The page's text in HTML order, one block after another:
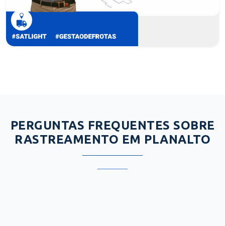
PERGUNTAS FREQUENTES SOBRE
RASTREAMENTO EM PLANALTO